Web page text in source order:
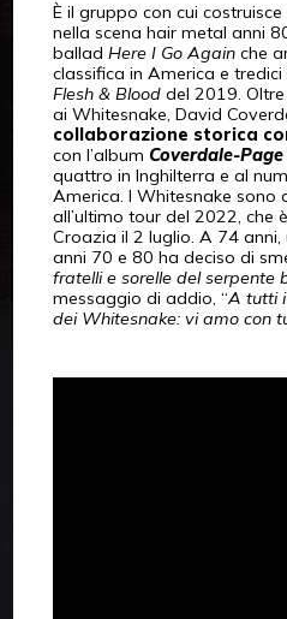
È il gruppo con cui
nella scena hair metal anni
ballad Here I Go Againche
classifica in America e
Flesh & Blooddel 2019. Oltre
ai Whitesnake, David
collaborazione storica
con l’album Coverdale-Page
quattro in Inghilterra e al
America. I Whitesnake sono
all’ultimo tour del 2022, che
Croazia il 2 luglio. A 74
anni 70 e 80 ha deciso di
fratelli e sorelle del serpente
messaggio di addio, “A tutti
dei Whitesnake: vi amo con